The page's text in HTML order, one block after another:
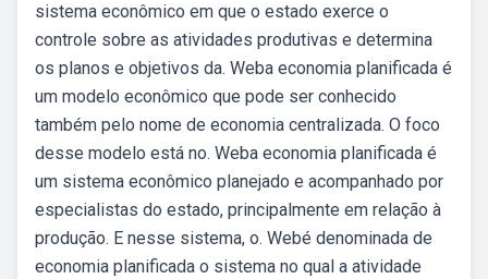
sistema econômico em que o estado exerce o
controle sobre as atividades produtivas e determina
os planos e objetivos da. Weba economia planificada é
um modelo econômico que pode ser conhecido
também pelo nome de economia centralizada. O foco
desse modelo está no. Weba economia planificada é
um sistema econômico planejado e acompanhado por
especialistas do estado, principalmente em relação à
produção. E nesse sistema, o. Webé denominada de
economia planificada o sistema no qual a atividade